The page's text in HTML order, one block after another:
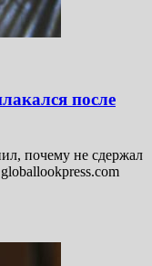
после
почему не сдержал